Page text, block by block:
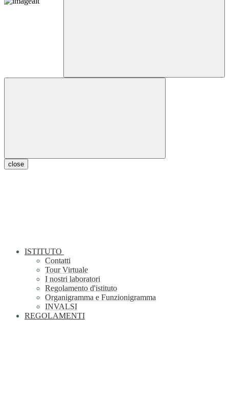
close
ISTITUTO
Contatti
Tour Virtuale
I nostri laboratori
Regolamento d'istituto
Organigramma e Funzionigramma
INVALSI
REGOLAMENTI